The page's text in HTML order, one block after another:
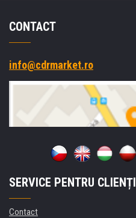
CONTACT
info@cdrmarket.ro
SERVICE PENTRU CLIENȚI
Contact